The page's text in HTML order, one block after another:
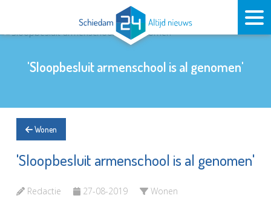
'Sloopbesluit armenschool is al genomen'
Wonen
'Sloopbesluit armenschool is al genomen'
Redactie 27-08-2019 Wonen